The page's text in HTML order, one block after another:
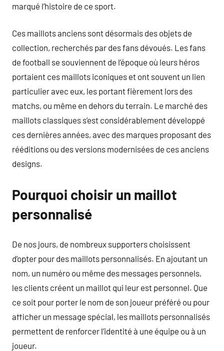
marqué l’histoire de ce sport.
Ces maillots anciens sont désormais des objets de
collection, recherchés par des fans dévoués. Les fans
de football se souviennent de l’époque où leurs héros
portaient ces maillots iconiques et ont souvent un lien
particulier avec eux, les portant fièrement lors des
matchs, ou même en dehors du terrain. Le marché des
maillots classiques s’est considérablement développé
ces dernières années, avec des marques proposant des
rééditions ou des versions modernisées de ces anciens
designs.
Pourquoi choisir un maillot
personnalisé
De nos jours, de nombreux supporters choisissent
d’opter pour des maillots personnalisés. En ajoutant un
nom, un numéro ou même des messages personnels,
les clients créent un maillot qui leur est personnel. Que
ce soit pour porter le nom de son joueur préféré ou pour
afficher un message spécial, les maillots personnalisés
permettent de renforcer l’identité à une équipe ou à un
joueur.